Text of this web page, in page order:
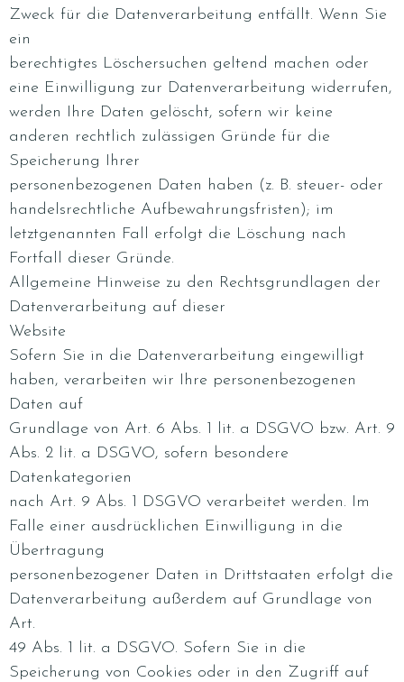
Zweck für die Datenverarbeitung entfällt. Wenn Sie
ein
berechtigtes Löschersuchen geltend machen oder
eine Einwilligung zur Datenverarbeitung widerrufen,
werden Ihre Daten gelöscht, sofern wir keine
anderen rechtlich zulässigen Gründe für die
Speicherung Ihrer
personenbezogenen Daten haben (z. B. steuer- oder
handelsrechtliche Aufbewahrungsfristen); im
letztgenannten Fall erfolgt die Löschung nach
Fortfall dieser Gründe.
Allgemeine Hinweise zu den Rechtsgrundlagen der
Datenverarbeitung auf dieser
Website
Sofern Sie in die Datenverarbeitung eingewilligt
haben, verarbeiten wir Ihre personenbezogenen
Daten auf
Grundlage von Art. 6 Abs. 1 lit. a DSGVO bzw. Art. 9
Abs. 2 lit. a DSGVO, sofern besondere
Datenkategorien
nach Art. 9 Abs. 1 DSGVO verarbeitet werden. Im
Falle einer ausdrücklichen Einwilligung in die
Übertragung
personenbezogener Daten in Drittstaaten erfolgt die
Datenverarbeitung außerdem auf Grundlage von
Art.
49 Abs. 1 lit. a DSGVO. Sofern Sie in die
Speicherung von Cookies oder in den Zugriff auf